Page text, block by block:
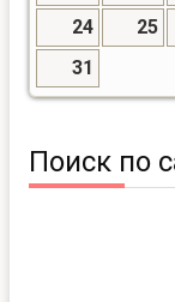
24
25
31
Поиск по